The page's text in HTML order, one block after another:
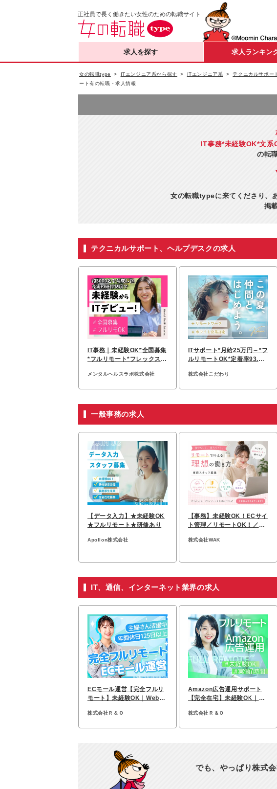
正社員で長く働きたい女性のための転職サイト
求人を探す 求人ランキン
女の転職type ITエンジニア系から探す ITエンジニア系 テクニカルサポー
ート有の転職・求人情報
IT事務*未経験OK*文
の転
女の転職typeに来てくださり、
掲
テクニカルサポート、ヘルプデスクの求人
IT事務｜未経験OK*全国募集
*フルリモート*フレックス*
メンタルヘルスラボ株式会社
ITサポート*月給25万円～*フ
ルリモートOK*定着率93.
株式会社こだわり
一般事務の求人
【データ入力】★未経験OK
★フルリモート★研修あり
Apollon株式会社
【事務】未経験OK！ECサイ
ト管理／リモートOK！／月
株式会社WAK
IT、通信、インターネット業界の求人
ECモール運営【完全フルリ
モート】未経験OK｜Web面
株式会社Ｒ＆Ｏ
Amazon広告運用サポート
【完全在宅】未経験OK｜実
株式会社Ｒ＆Ｏ
でも、やっぱり株式